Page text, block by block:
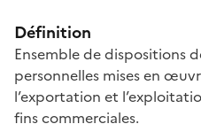
Définition
Ensemble de dispositions
personnelles mises en
l’exportation et
fins commerciales.